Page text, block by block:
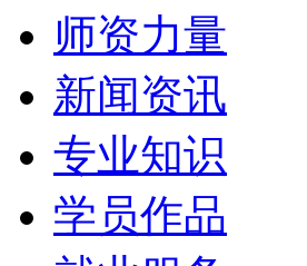
师资力量
新闻资讯
专业知识
学员作品